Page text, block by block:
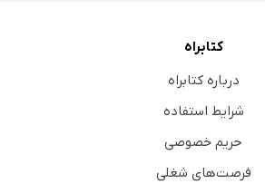
کتابراه
درباره کتابراه
شرایط استفاده
حریم خصوصی
فرصت‌های شغلی